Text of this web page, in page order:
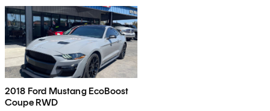
2018 Ford Mustang EcoBoost
Coupe RWD